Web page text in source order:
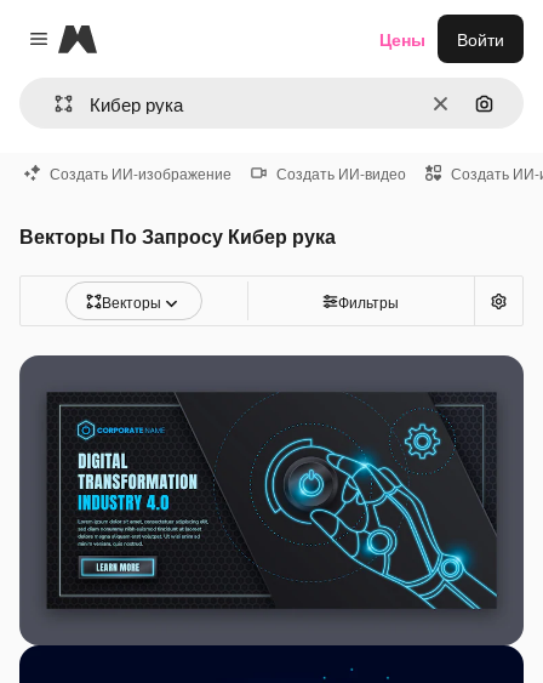
Close menu
Magnific
ОчиститьПоиск
Цены Войти
Создать ИИ-изображение Создать ИИ-видео Создать ИИ-
Векторы По Запросу Кибер рука
Векторы Фильтры